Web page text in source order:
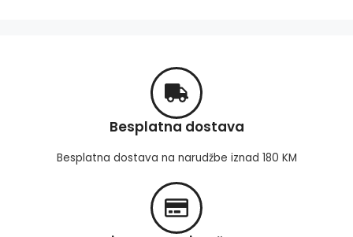
Besplatna dostava
Besplatna dostava na narudžbe iznad 180 KM